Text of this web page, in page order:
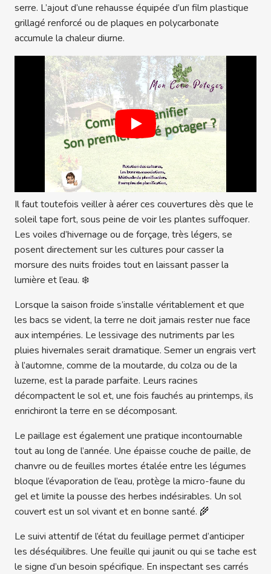
serre. L’ajout d’une rehausse équipée d’un film plastique
grillagé renforcé ou de plaques en polycarbonate
accumule la chaleur diurne.
Il faut toutefois veiller à aérer ces couvertures dès que le
soleil tape fort, sous peine de voir les plantes suffoquer.
Les voiles d’hivernage ou de forçage, très légers, se
posent directement sur les cultures pour casser la
morsure des nuits froides tout en laissant passer la
lumière et l’eau. ❄️
Lorsque la saison froide s’installe véritablement et que
les bacs se vident, la terre ne doit jamais rester nue face
aux intempéries. Le lessivage des nutriments par les
pluies hivernales serait dramatique. Semer un engrais vert
à l’automne, comme de la moutarde, du colza ou de la
luzerne, est la parade parfaite. Leurs racines
décompactent le sol et, une fois fauchés au printemps, ils
enrichiront la terre en se décomposant.
Le paillage est également une pratique incontournable
tout au long de l’année. Une épaisse couche de paille, de
chanvre ou de feuilles mortes étalée entre les légumes
bloque l’évaporation de l’eau, protège la micro-faune du
gel et limite la pousse des herbes indésirables. Un sol
couvert est un sol vivant et en bonne santé. 🌾
Le suivi attentif de l’état du feuillage permet d’anticiper
les déséquilibres. Une feuille qui jaunit ou qui se tache est
le signe d’un besoin spécifique. En inspectant ses carrés